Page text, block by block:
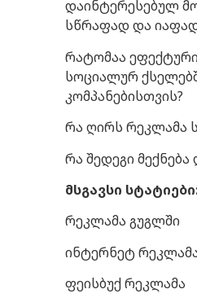
დაინტერესებულ
სწრაფად და
რატომაა
სოციალურ
კომპანებისთვის?
რა ღირს რეკლამა
რა შედეგი
მსგავსი სტატიები
რეკლამა გუგლში
ინტერნეტ
ფეისბუქ რეკლამა